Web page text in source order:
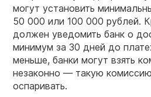
могут установить
50 000 или 100 000 рублей.
должен уведомить банк о
минимум за 30 дней до
меньше, банки могут взять
незаконно — такую
оспаривать.